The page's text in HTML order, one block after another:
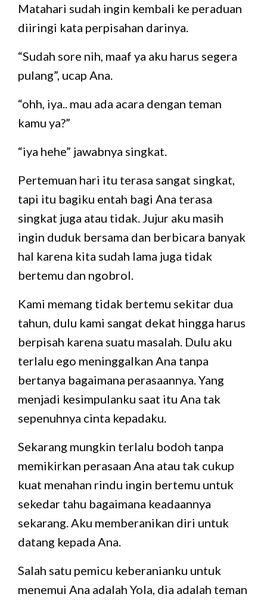
Matahari sudah ingin kembali ke peraduan
diiringi kata perpisahan darinya.
“Sudah sore nih, maaf ya aku harus segera
pulang”, ucap Ana.
“ohh, iya.. mau ada acara dengan teman
kamu ya?”
“iya hehe” jawabnya singkat.
Pertemuan hari itu terasa sangat singkat,
tapi itu bagiku entah bagi Ana terasa
singkat juga atau tidak. Jujur aku masih
ingin duduk bersama dan berbicara banyak
hal karena kita sudah lama juga tidak
bertemu dan ngobrol.
Kami memang tidak bertemu sekitar dua
tahun, dulu kami sangat dekat hingga harus
berpisah karena suatu masalah. Dulu aku
terlalu ego meninggalkan Ana tanpa
bertanya bagaimana perasaannya. Yang
menjadi kesimpulanku saat itu Ana tak
sepenuhnya cinta kepadaku.
Sekarang mungkin terlalu bodoh tanpa
memikirkan perasaan Ana atau tak cukup
kuat menahan rindu ingin bertemu untuk
sekedar tahu bagaimana keadaannya
sekarang. Aku memberanikan diri untuk
datang kepada Ana.
Salah satu pemicu keberanianku untuk
menemui Ana adalah Yola, dia adalah teman